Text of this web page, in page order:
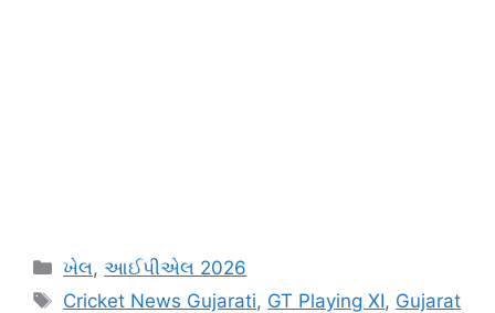
Categories
ખેલ,આઈપીએલ 2026
Tags
Cricket News Gujarati, GT Playing XI, Gujarat